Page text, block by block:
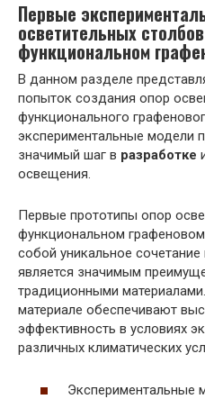
Первые
осветительных
функциональном
В данном разделе
попыток создания опор
функционального
экспериментальные модели
значимый шаг в разработке
освещения.
Первые прототипы опор
функциональном
собой уникальное сочетание
является значимым
традиционными
материале обеспечивают
эффективность в условиях
различных климатических
Экспериментальные